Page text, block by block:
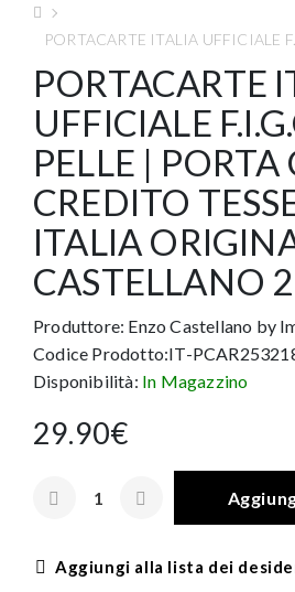
PORTACARTE ITALIA UFFICIALE
PORTACARTE
UFFICIALE
PELLE | PORTA
CREDITO
ITALIA
CASTELLANO
Produttore: Enzo Castellano by
Codice Prodotto:IT-
Disponibilità: In Magazzino
29.90€
Aggiungi alla lista dei